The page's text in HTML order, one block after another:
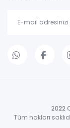
2022
Tüm hakları